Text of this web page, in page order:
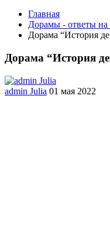
Главная
Дорамы - ответы
Дорама “История
Дорама “История
admin Julia 01 мая 2022